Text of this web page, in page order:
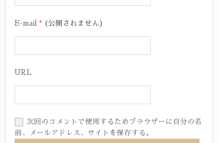
E-mail * (公開されません)
URL
次回のコメントで使用するためブラウザーに自分の名
前、メールアドレス、サイトを保存する。